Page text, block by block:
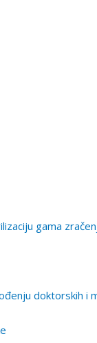
gama
doktorskih i